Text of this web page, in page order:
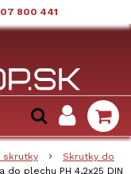
800 441
skrutky
Skrutky do
do plechu PH 4,2x25 DIN